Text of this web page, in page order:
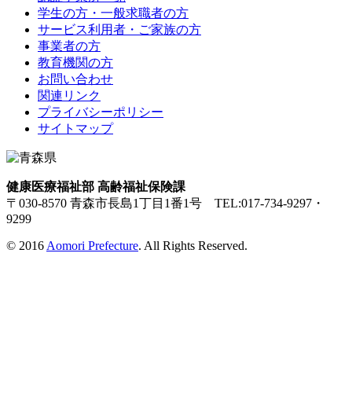
学生の方・一般求職者の方
サービス利用者・ご家族の方
事業者の方
教育機関の方
お問い合わせ
関連リンク
プライバシーポリシー
サイトマップ
健康医療福祉部 高齢福祉保険課
〒030-8570 青森市長島1丁目1番1号 TEL:017-734-9297・
9299
© 2016 Aomori Prefecture. All Rights Reserved.